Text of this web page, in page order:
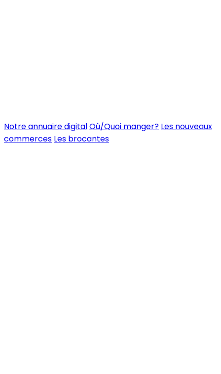
Notre annuaire digitalOù/Quoi manger? Les nouveaux
commerces Les brocantes